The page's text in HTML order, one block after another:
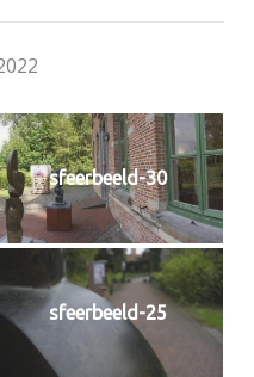
sfeerbeeld-30
sfeerbeeld-25